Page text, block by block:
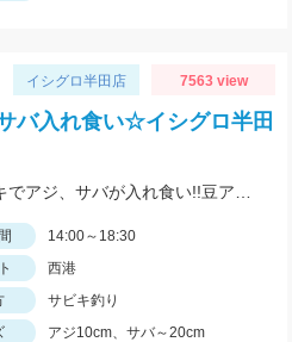
イシグロ半田店 7563 view
バ入れ食い☆イシグロ半田
14:00～18:30
西港
サビキ釣り
アジ10cm、サバ～20cm